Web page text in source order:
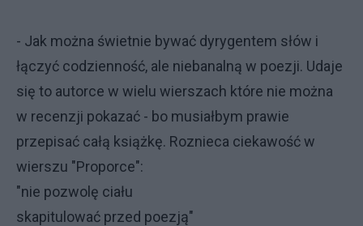
- Jak można świetnie bywać dyrygentem słów i
łączyć codzienność, ale niebanalną w poezji. Udaje
się to autorce w wielu wierszach które nie można
w recenzji pokazać - bo musiałbym prawie
przepisać całą książkę. Roznieca ciekawość w
wierszu "Proporce":
"nie pozwolę ciału
skapitulować przed poezją"